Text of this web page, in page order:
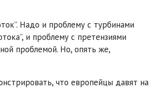
Надо и проблему с турбинами
и проблему с претензиями
проблемой. Но, опять же,
что европейцы давят на